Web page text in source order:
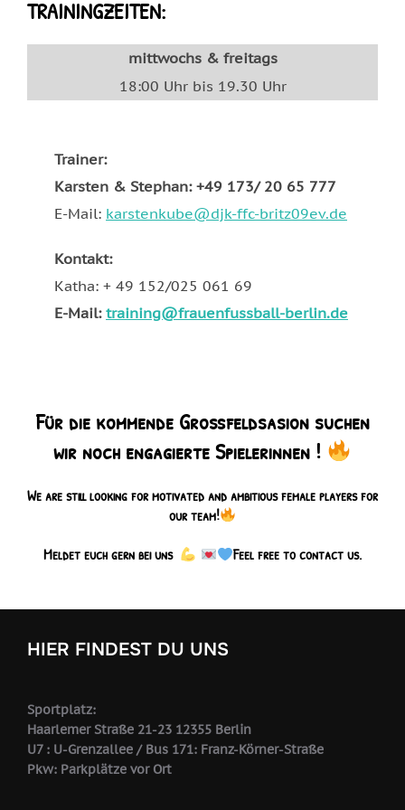
TRAININGZEITEN:
mittwochs & freitags
18:00 Uhr bis 19.30 Uhr
Trainer:
Karsten & Stephan: +49 173/ 20 65 777
E-Mail: karstenkube@djk-ffc-britz09ev.de
Kontakt:
Katha: + 49 152/025 061 69
E-Mail: training@frauenfussball-berlin.de
Für die kommende Großfeldsasion suchen
wir noch engagierte Spielerinnen !
We are still looking for motivated and ambitious female players for
our team!
Meldet euch gern bei uns
Feel free to contact us.
HIER FINDEST DU UNS
Sportplatz:
Haarlemer Straße 21-23 12355 Berlin
U7 : U-Grenzallee / Bus 171: Franz-Körner-Straße
Pkw: Parkplätze vor Ort